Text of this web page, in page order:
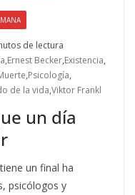
de lectura
,Ernest Becker,Existencia,
,Psicología,
de la vida,Viktor Frankl
un día
un final ha
psicólogos y